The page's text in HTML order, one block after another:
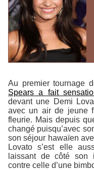
Au premier tournage
Spears a fait
devant une Demi
avec un air de jeune
fleurie. Mais depuis
changé puisqu’avec
son séjour hawaïen
Lovato s’est elle
laissant de côté son
contre celle d’une